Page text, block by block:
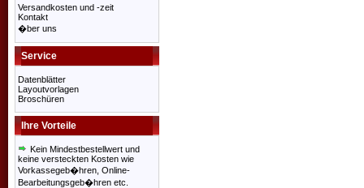
Versandkosten und -zeit
Kontakt
�ber uns
Service
Datenblätter
Layoutvorlagen
Broschüren
Ihre Vorteile
Kein Mindestbestellwert und
keine versteckten Kosten wie
Vorkassegeb�hren, Online-
Bearbeitungsgeb�hren etc.